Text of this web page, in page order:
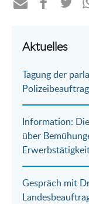
per
Mail
auf
Aktuelles
Tagung der
Information:
über
Gespräch mit